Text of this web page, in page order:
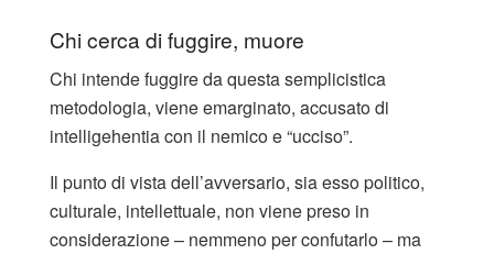
Chi cerca di fuggire, muore
Chi intende fuggire da questa semplicistica
metodologia, viene emarginato, accusato di
intelligehentia con il nemico e “ucciso”.
Il punto di vista dell’avversario, sia esso politico,
culturale, intellettuale, non viene preso in
considerazione – nemmeno per confutarlo – ma